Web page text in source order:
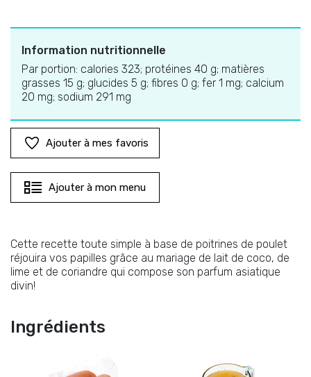
Information nutritionnelle
Par portion: calories 323; protéines 40 g; matières
grasses 15 g; glucides 5 g; fibres 0 g; fer 1 mg; calcium
20 mg; sodium 291 mg
Ajouter à mes favoris
Ajouter à mon menu
Cette recette toute simple à base de poitrines de poulet
réjouira vos papilles grâce au mariage de lait de coco, de
lime et de coriandre qui compose son parfum asiatique
divin!
Ingrédients